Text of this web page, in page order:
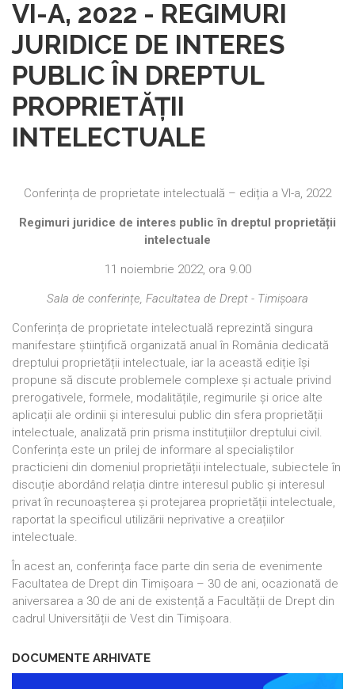
VI-A, 2022 - REGIMURI
JURIDICE DE INTERES
PUBLIC ÎN DREPTUL
PROPRIETĂȚII
INTELECTUALE
Conferința de proprietate intelectuală – ediția a VI-a, 2022
Regimuri juridice de interes public în dreptul proprietății
intelectuale
11 noiembrie 2022, ora 9.00
Sala de conferințe, Facultatea de Drept - Timișoara
Conferința de proprietate intelectuală reprezintă singura
manifestare științifică organizată anual în România dedicată
dreptului proprietății intelectuale, iar la această ediție își
propune să discute problemele complexe și actuale privind
prerogativele, formele, modalitățile, regimurile și orice alte
aplicații ale ordinii și interesului public din sfera proprietății
intelectuale, analizată prin prisma instituțiilor dreptului civil.
Conferința este un prilej de informare al specialiștilor
practicieni din domeniul proprietății intelectuale, subiectele în
discuție abordând relația dintre interesul public și interesul
privat în recunoașterea și protejarea proprietății intelectuale,
raportat la specificul utilizării neprivative a creațiilor
intelectuale.
În acest an, conferința face parte din seria de evenimente
Facultatea de Drept din Timișoara – 30 de ani, ocazionată de
aniversarea a 30 de ani de existență a Facultății de Drept din
cadrul Universității de Vest din Timișoara.
DOCUMENTE ARHIVATE